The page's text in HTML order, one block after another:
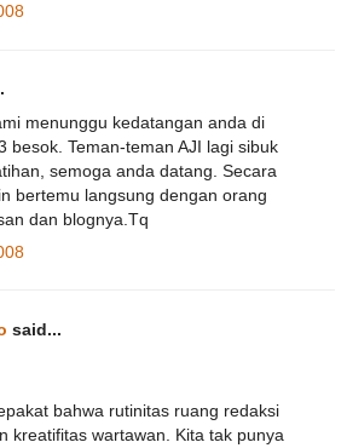
menunggu kedatangan anda di
besok. Teman-teman AJI lagi sibuk
semoga anda datang. Secara
bertemu langsung dengan orang
dan blognya.Tq
said...
bahwa rutinitas ruang redaksi
kreatifitas wartawan. Kita tak punya